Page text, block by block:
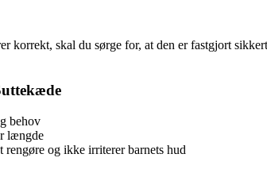
korrekt, skal du sørge for, at den er fastgjort
behov
længde
og ikke irriterer barnets hud